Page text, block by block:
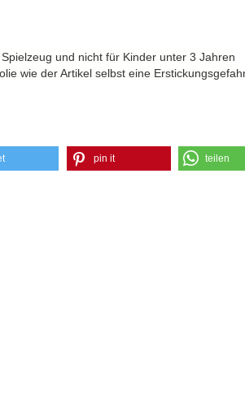
und nicht für Kinder unter 3 Jahren
wie der Artikel selbst eine
pin it teilen